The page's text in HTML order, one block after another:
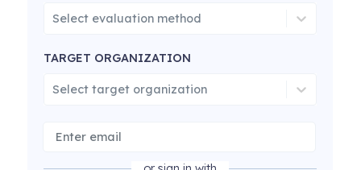
Select evaluation method
TARGET ORGANIZATION
Select target organization